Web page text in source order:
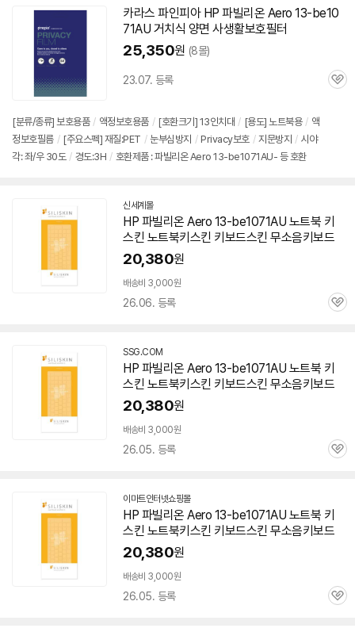
기
카라스 파인피아 HP 파빌리온 Aero 13-be10
71AU 거치식 양면 사생활보호필터
25,350원 (8몰)
23.07. 등록
관
[분류/종류] 보호용품 / 액정보호용품 / [호환크기] 13인치대 / [용도] 노트북용 / 액
정보호필름 / [주요스펙] 재질:PET / 눈부심방지 / Privacy보호 / 지문방지 / 시야
각: 좌/우 30도 / 경도:3H / 호환제품 : 파빌리온 Aero 13-be1071AU- 등 호환
신세계몰
HP 파빌리온 Aero 13-be1071AU 노트북 키
스킨 노트북키스킨 키보드스킨 무소음키보드
20,380원
배송비 3,000원
26.06. 등록
관
SSG.COM
HP 파빌리온 Aero 13-be1071AU 노트북 키
스킨 노트북키스킨 키보드스킨 무소음키보드
20,380원
배송비 3,000원
26.05. 등록
관
이마트인터넷쇼핑몰
HP 파빌리온 Aero 13-be1071AU 노트북 키
스킨 노트북키스킨 키보드스킨 무소음키보드
20,380원
배송비 3,000원
26.05. 등록
관